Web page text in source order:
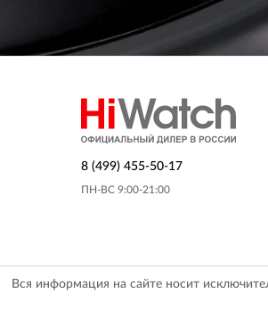
8 (499) 455-50-17
ПН-ВС 9:00-21:00
Вся информация на сайте носит